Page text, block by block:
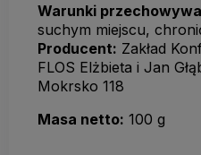
Warunki
suchym miejscu,
Producent: Zakład
FLOS Elżbieta i Jan
Mokrsko 118
Masa netto: 100 g